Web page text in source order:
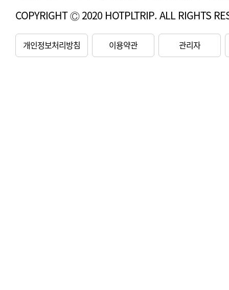
COPYRIGHT Ⓒ 2020 HOTPLTRIP. ALL RIGHTS
개인정보처리방침 이용약관 관리자